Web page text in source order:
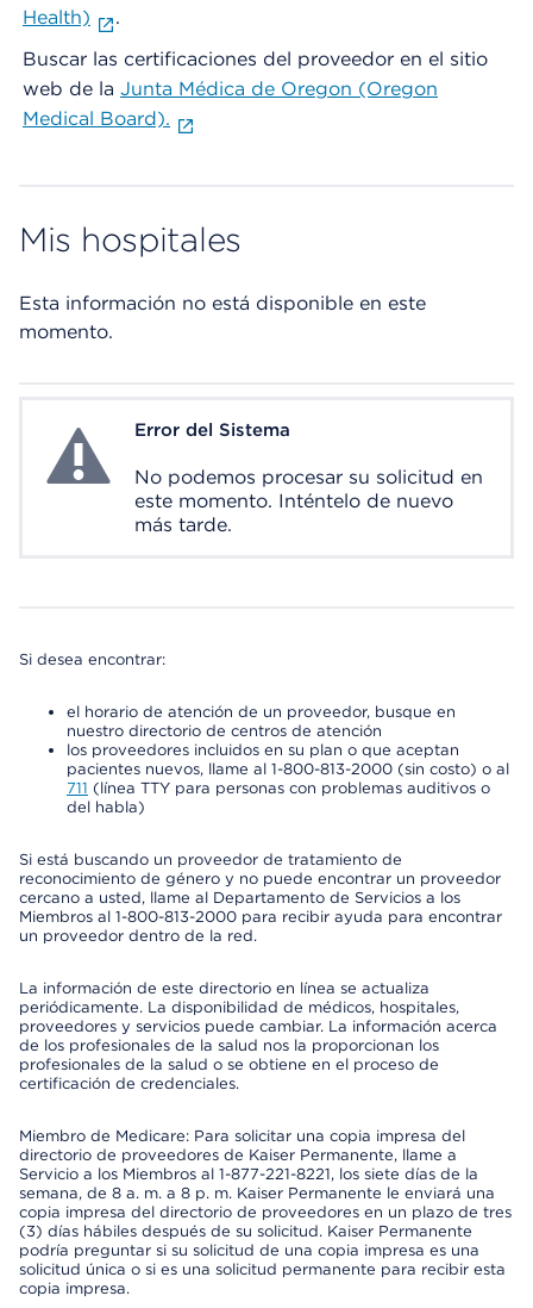
Health)
.
Buscar las certificaciones del proveedor en el sitio
web de la Junta Médica de Oregon (Oregon
Medical Board).
Mis hospitales
Esta información no está disponible en este
momento.
System ErrorError del Sistema
No podemos procesar su solicitud en
este momento. Inténtelo de nuevo
más tarde.
Si desea encontrar:
el horario de atención de un proveedor, busque en
nuestro directorio de centros de atención
los proveedores incluidos en su plan o que aceptan
pacientes nuevos, llame al 1-800-813-2000 (sin costo) o al
711 (línea TTY para personas con problemas auditivos o
del habla)
Si está buscando un proveedor de tratamiento de
reconocimiento de género y no puede encontrar un proveedor
cercano a usted, llame al Departamento de Servicios a los
Miembros al 1-800-813-2000 para recibir ayuda para encontrar
un proveedor dentro de la red.
La información de este directorio en línea se actualiza
periódicamente. La disponibilidad de médicos, hospitales,
proveedores y servicios puede cambiar. La información acerca
de los profesionales de la salud nos la proporcionan los
profesionales de la salud o se obtiene en el proceso de
certificación de credenciales.
Miembro de Medicare: Para solicitar una copia impresa del
directorio de proveedores de Kaiser Permanente, llame a
Servicio a los Miembros al 1-877-221-8221, los siete días de la
semana, de 8 a. m. a 8 p. m. Kaiser Permanente le enviará una
copia impresa del directorio de proveedores en un plazo de tres
(3) días hábiles después de su solicitud. Kaiser Permanente
podría preguntar si su solicitud de una copia impresa es una
solicitud única o si es una solicitud permanente para recibir esta
copia impresa.